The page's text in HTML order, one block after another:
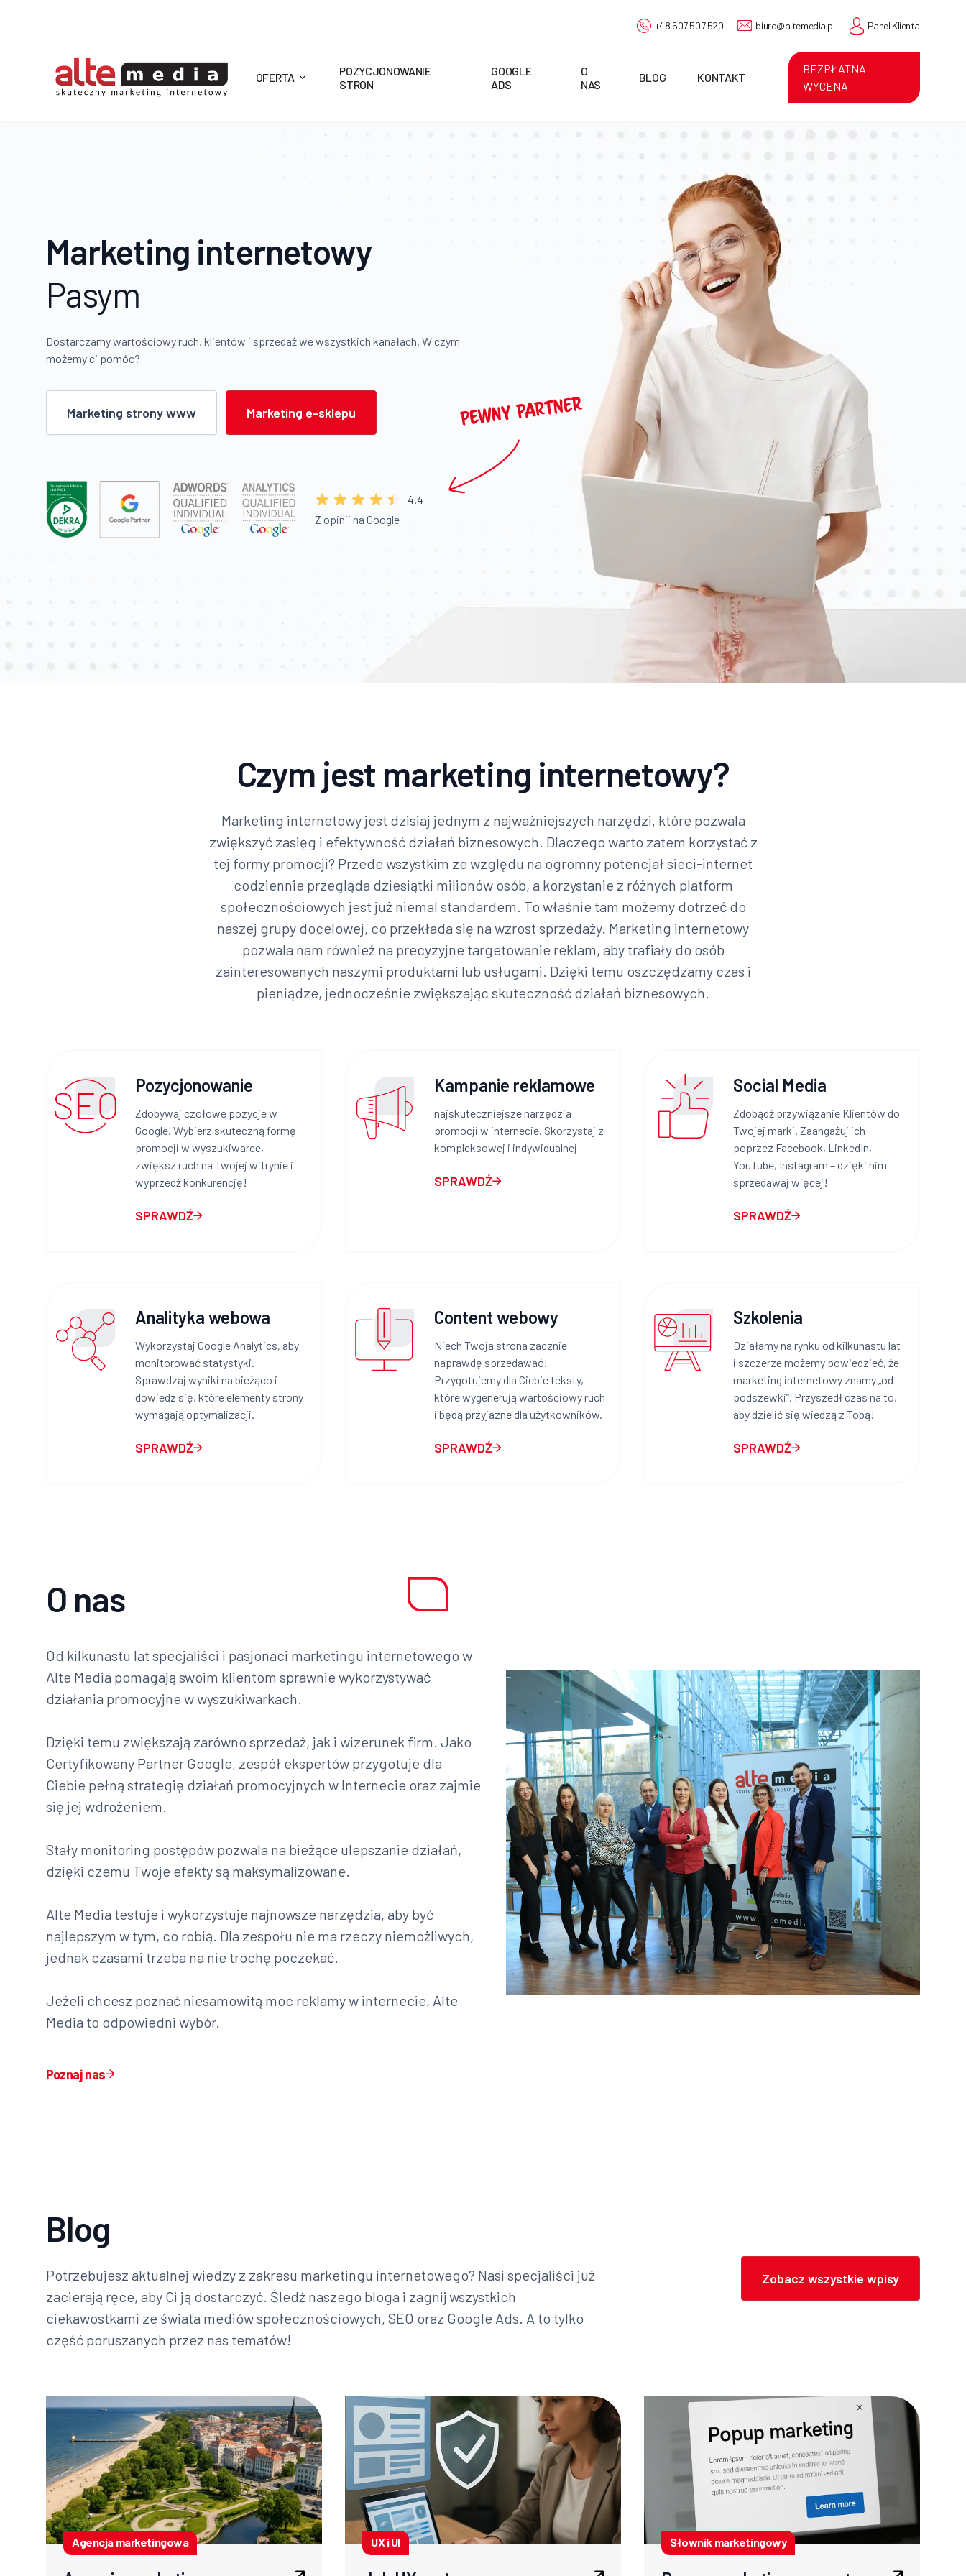
+48 507 507 520 biuro@altemedia.pl Panel Klienta
OFERTA
POZYCJONOWANIE
STRON
GOOGLE
ADS
O
NAS
BLOG KONTAKT
BEZPŁATNA
WYCENA
Marketing internetowy
Pasym
Dostarczamy wartościowy ruch, klientów i sprzedaż we wszystkich kanałach. W czym
możemy ci pomóc?
Marketing strony www Marketing e-sklepu
4.4
Z opinii na Google
Czym jest marketing internetowy?
Marketing internetowy jest dzisiaj jednym z najważniejszych narzędzi, które pozwala
zwiększyć zasięg i efektywność działań biznesowych. Dlaczego warto zatem korzystać z
tej formy promocji? Przede wszystkim ze względu na ogromny potencjał sieci-internet
codziennie przegląda dziesiątki milionów osób, a korzystanie z różnych platform
społecznościowych jest już niemal standardem. To właśnie tam możemy dotrzeć do
naszej grupy docelowej, co przekłada się na wzrost sprzedaży. Marketing internetowy
pozwala nam również na precyzyjne targetowanie reklam, aby trafiały do osób
zainteresowanych naszymi produktami lub usługami. Dzięki temu oszczędzamy czas i
pieniądze, jednocześnie zwiększając skuteczność działań biznesowych.
Pozycjonowanie
Zdobywaj czołowe pozycje w
Google. Wybierz skuteczną formę
promocji w wyszukiwarce,
zwiększ ruch na Twojej witrynie i
wyprzedź konkurencję!
SPRAWDŹ
Kampanie reklamowe
najskuteczniejsze narzędzia
promocji w internecie. Skorzystaj z
kompleksowej i indywidualnej
SPRAWDŹ
Social Media
Zdobądź przywiązanie Klientów do
Twojej marki. Zaangażuj ich
poprzez Facebook, LinkedIn,
YouTube, Instagram – dzięki nim
sprzedawaj więcej!
SPRAWDŹ
Analityka webowa
Wykorzystaj Google Analytics, aby
monitorować statystyki.
Sprawdzaj wyniki na bieżąco i
dowiedz się, które elementy strony
wymagają optymalizacji.
SPRAWDŹ
Content webowy
Niech Twoja strona zacznie
naprawdę sprzedawać!
Przygotujemy dla Ciebie teksty,
które wygenerują wartościowy ruch
i będą przyjazne dla użytkowników.
SPRAWDŹ
Szkolenia
Działamy na rynku od kilkunastu lat
i szczerze możemy powiedzieć, że
marketing internetowy znamy „od
podszewki”. Przyszedł czas na to,
aby dzielić się wiedzą z Tobą!
SPRAWDŹ
O nas
Od kilkunastu lat specjaliści i pasjonaci marketingu internetowego w
Alte Media pomagają swoim klientom sprawnie wykorzystywać
działania promocyjne w wyszukiwarkach.
Dzięki temu zwiększają zarówno sprzedaż, jak i wizerunek firm. Jako
Certyfikowany Partner Google, zespół ekspertów przygotuje dla
Ciebie pełną strategię działań promocyjnych w Internecie oraz zajmie
się jej wdrożeniem.
Stały monitoring postępów pozwala na bieżące ulepszanie działań,
dzięki czemu Twoje efekty są maksymalizowane.
Alte Media testuje i wykorzystuje najnowsze narzędzia, aby być
najlepszym w tym, co robią. Dla zespołu nie ma rzeczy niemożliwych,
jednak czasami trzeba na nie trochę poczekać.
Jeżeli chcesz poznać niesamowitą moc reklamy w internecie, Alte
Media to odpowiedni wybór.
Poznaj nas
Blog
Potrzebujesz aktualnej wiedzy z zakresu marketingu internetowego? Nasi specjaliści już
zacierają ręce, aby Ci ją dostarczyć. Śledź naszego bloga i zagnij wszystkich
ciekawostkami ze świata mediów społecznościowych, SEO oraz Google Ads. A to tylko
część poruszanych przez nas tematów!
Zobacz wszystkie wpisy
Agencja marketingowa UX i UI Słownik marketingowy